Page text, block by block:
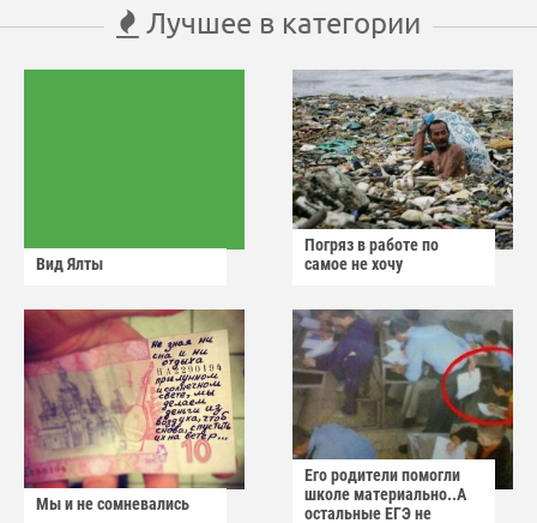
Лучшее в категории
Вид Ялты
Погряз в работе по
самое не хочу
Мы и не сомневались
Его родители помогли
школе материально..А
остальные ЕГЭ не